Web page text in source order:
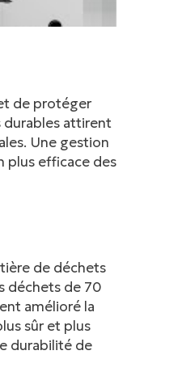
de protéger
durables attirent
Une gestion
plus efficace des
de déchets
déchets de 70
amélioré la
sûr et plus
durabilité de